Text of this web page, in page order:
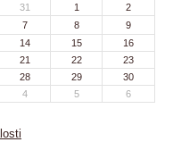
31 1
2
7 8
9
14 15
16
21 22
23
28 29
30
4 5 6